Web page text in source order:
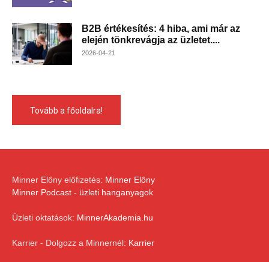
B2B értékesítés: 4 hiba, ami már az
elején tönkrevágja az üzletet....
2026-04-21
Tovább a főoldalra!
Minner Előny előfizetés: Minner Előny
Minner Podcast - üzleti hanganyagok
Üzleti oktatások: MinnerAkademia.hu
Karrier - Dolgozz a Minnernél: Karrier